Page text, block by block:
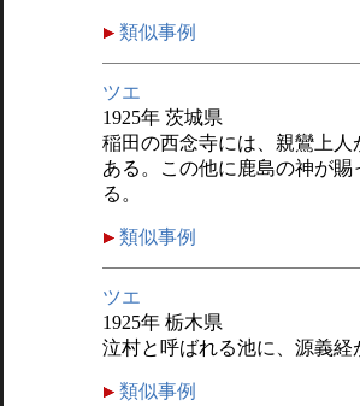
類似事例
ツエ
1925年 茨城県
稲田の西念寺には、親鸞上
ある。この他に鹿島の神が
る。
類似事例
ツエ
1925年 栃木県
泣村と呼ばれる池に、源義経
類似事例